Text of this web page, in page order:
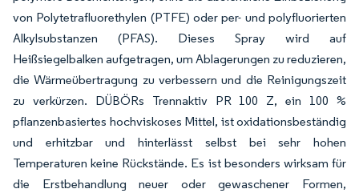
von Polytetrafluorethylen (PTFE) oder per- und polyfluorierten
Alkylsubstanzen (PFAS). Dieses Spray wird auf
Heißsiegelbalken aufgetragen, um Ablagerungen zu reduzieren,
die Wärmeübertragung zu verbessern und die Reinigungszeit
zu verkürzen. DÜBÖRs Trennaktiv PR 100 Z, ein 100 %
pflanzenbasiertes hochviskoses Mittel, ist oxidationsbeständig
und erhitzbar und hinterlässt selbst bei sehr hohen
Temperaturen keine Rückstände. Es ist besonders wirksam für
die Erstbehandlung neuer oder gewaschener Formen,